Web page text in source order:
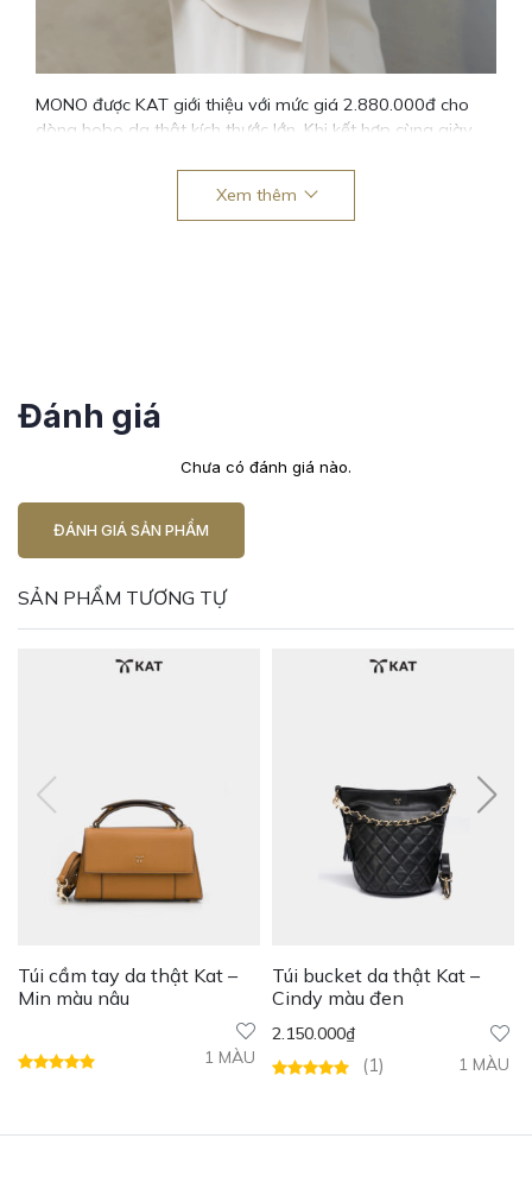
MONO được KAT giới thiệu với mức giá 2.880.000đ cho
dòng hobo da thật kích thước lớn. Khi kết hợp cùng giày
MONO dành cho người tìm kiếm một thiết kế mềm mại, dễ
Xem thêm
Đánh giá
Chưa có đánh giá nào.
ĐÁNH GIÁ SẢN PHẨM
SẢN PHẨM TƯƠNG TỰ
Túi cầm tay da thật Kat –
Min màu nâu
1 MÀU
Túi bucket da thật Kat –
Cindy màu đen
2.150.000₫
hạng5.005
(1) 1 MÀU